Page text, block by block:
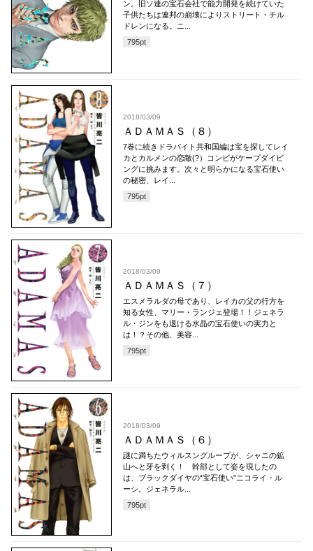
ン。旧ソ連の宝石会社で能力開発を続けていた
子供たちは連邦の崩壊によりストリート・チル
ドレンになる。ニ...
795pt
2018/03/09
ＡＤＡＭＡＳ（８）
7巻に続きドラバイト共和国編は宝を探してレイ
カとカルメンの恋敵(?）コンビがケープダイビ
ングに挑みます。次々と明らかになる宝石使い
の秘密、レイ...
795pt
2018/03/09
ＡＤＡＭＡＳ（７）
エスメラルダの母であり、レイカの父の行方を
知る女性、マリー・ランジェ登場！！ジェネラ
ル・ジンをも退ける水晶の宝石使いの実力と
は！？その他、美容...
795pt
2018/03/09
ＡＤＡＭＡＳ（６）
謎に満ちたウィルスングループが、シャニの鉱
山へと牙を剥く！ 幹部として姿を現したの
は、ブラックダイヤの“宝石使い”ニコライ・ル
ーシ。ジェネラル...
795pt